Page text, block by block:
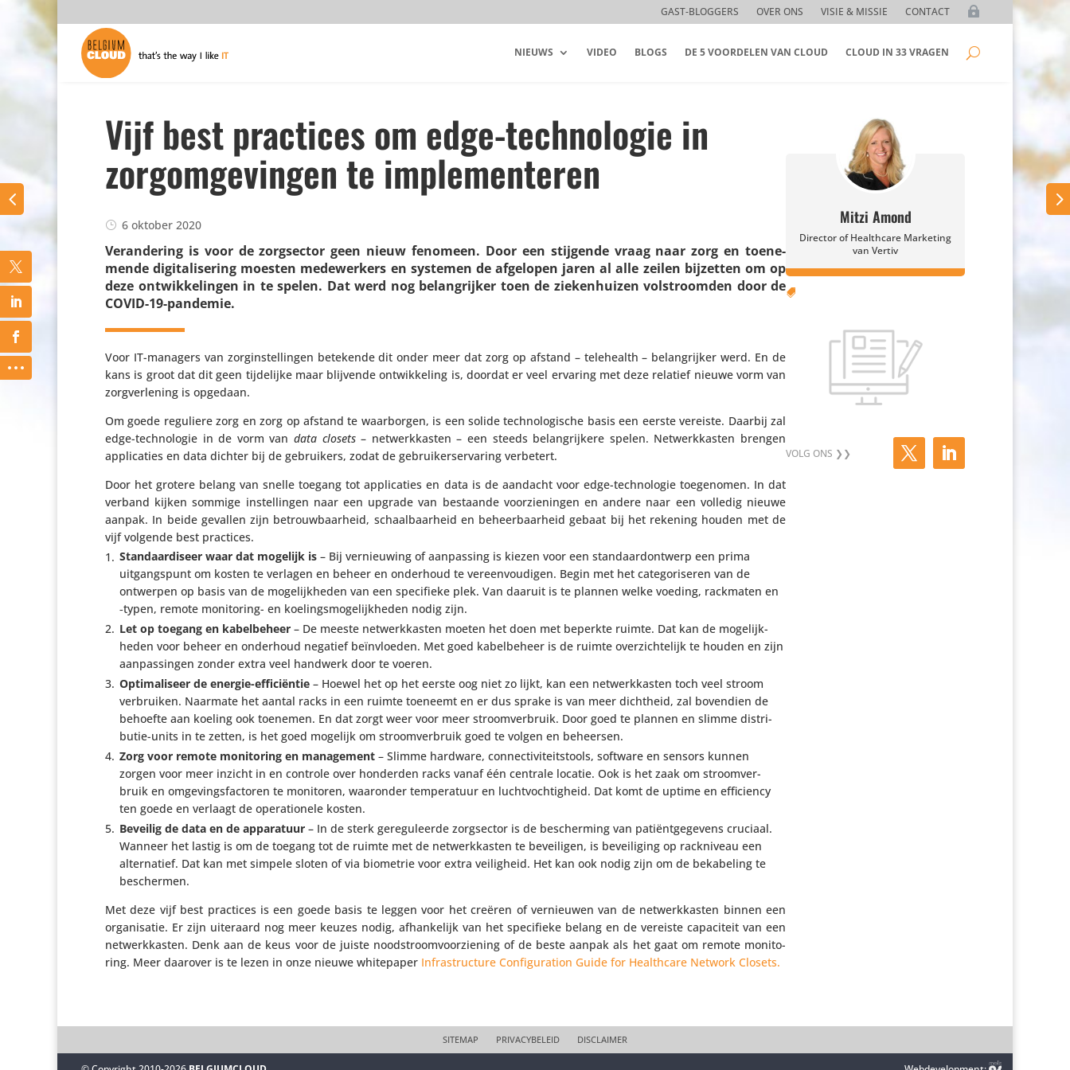
GAST-BLOGGERS OVER ONS VISIE & MISSIE CONTACT
NIEUWS VIDEO BLOGS DE 5 VOORDELEN VAN CLOUD CLOUD IN 33 VRAGEN
Vijf best practices om edge-technologie in
zorgomgevingen te implementeren
6 oktober 2020
Veran­de­ring is voor de zorg­sector geen nieuw fenomeen. Door een stijgende vraag naar zorg en toene­
mende digi­ta­li­se­ring moesten mede­wer­kers en systemen de afgelopen jaren al alle zeilen bijzetten om op
deze ontwik­ke­lingen in te spelen. Dat werd nog belang­rijker toen de zieken­huizen volstroomden door de
COVID-19-pandemie.
Voor IT-managers van zorg­in­stel­lingen betekende dit onder meer dat zorg op afstand – telehe­alth – belang­rijker werd. En de
kans is groot dat dit geen tijde­lijke maar blijvende ontwik­ke­ling is, doordat er veel ervaring met deze relatief nieuwe vorm van
zorg­ver­le­ning is opgedaan.
Om goede reguliere zorg en zorg op afstand te waar­borgen, is een solide tech­no­lo­gi­sche basis een eerste vereiste. Daarbij zal
edge-tech­no­logie in de vorm van data closets– netwerk­kasten – een steeds belang­rij­kere spelen. Netwerk­kasten brengen
appli­ca­ties en data dichter bij de gebrui­kers, zodat de gebrui­ker­s­er­va­ring verbetert.
Door het grotere belang van snelle toegang tot appli­ca­ties en data is de aandacht voor edge-tech­no­logie toege­nomen. In dat
verband kijken sommige instel­lingen naar een upgrade van bestaande voor­zie­ningen en andere naar een volledig nieuwe
aanpak. In beide gevallen zijn betrouw­baar­heid, schaal­baar­heid en beheer­baar­heid gebaat bij het rekening houden met de
vijf volgende best practices.
Stan­daar­di­seer waar dat mogelijk is – Bij vernieu­wing of aanpas­sing is kiezen voor een stan­daar­d­ont­werp een prima
uitgangs­punt om kosten te verlagen en beheer en onderhoud te vereen­vou­digen. Begin met het cate­go­ri­seren van de
ontwerpen op basis van de moge­lijk­heden van een speci­fieke plek. Van daaruit is te plannen welke voeding, rackmaten en
‑typen, remote moni­to­ring- en koelings­mo­ge­lijk­heden nodig zijn.
Let op toegang en kabel­be­heer – De meeste netwerk­kasten moeten het doen met beperkte ruimte. Dat kan de moge­lijk­
heden voor beheer en onderhoud negatief beïn­vloeden. Met goed kabel­be­heer is de ruimte over­zich­te­lijk te houden en zijn
aanpas­singen zonder extra veel handwerk door te voeren.
Opti­ma­li­seer de energie-effi­ci­ëntie – Hoewel het op het eerste oog niet zo lijkt, kan een netwerk­kasten toch veel stroom
verbruiken. Naarmate het aantal racks in een ruimte toeneemt en er dus sprake is van meer dichtheid, zal bovendien de
behoefte aan koeling ook toenemen. En dat zorgt weer voor meer stroom­ver­bruik. Door goed te plannen en slimme distri­
butie-units in te zetten, is het goed mogelijk om stroom­ver­bruik goed te volgen en beheersen.
Zorg voor remote moni­to­ring en mana­ge­ment – Slimme hardware, connec­ti­vi­teitstools, software en sensors kunnen
zorgen voor meer inzicht in en controle over honderden racks vanaf één centrale locatie. Ook is het zaak om stroom­ver­
bruik en omge­vings­fac­toren te monitoren, waaronder tempe­ra­tuur en lucht­voch­tig­heid. Dat komt de uptime en effi­ci­ency
ten goede en verlaagt de opera­ti­o­nele kosten.
Beveilig de data en de appa­ra­tuur – In de sterk gere­gu­leerde zorg­sector is de bescher­ming van pati­ënt­ge­ge­vens cruciaal.
Wanneer het lastig is om de toegang tot de ruimte met de netwerk­kasten te bevei­ligen, is bevei­li­ging op rack­ni­veau een
alter­na­tief. Dat kan met simpele sloten of via biometrie voor extra veilig­heid. Het kan ook nodig zijn om de beka­be­ling te
beschermen.
Met deze vijf best practices is een goede basis te leggen voor het creëren of vernieuwen van de netwerk­kasten binnen een
orga­ni­satie. Er zijn uiteraard nog meer keuzes nodig, afhan­ke­lijk van het speci­fieke belang en de vereiste capa­ci­teit van een
netwerk­kasten. Denk aan de keus voor de juiste nood­stroom­voor­zie­ning of de beste aanpak als het gaat om remote moni­to­
ring. Meer daarover is te lezen in onze nieuwe white­paper Infra­struc­ture Confi­gu­ra­tion Guide for Heal­th­care Network Closets.
Mitzi Amond
Director of Healthcare Marketing
van Vertiv

SITEMAP PRIVACYBELEID DISCLAIMER